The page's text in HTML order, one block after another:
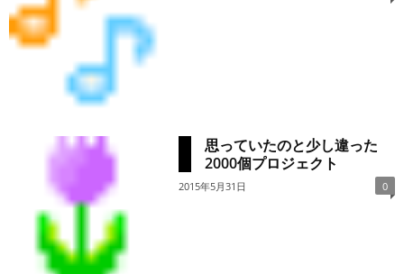
思っていたのと少し違った
2000個プロジェクト
2015年5月31日 0